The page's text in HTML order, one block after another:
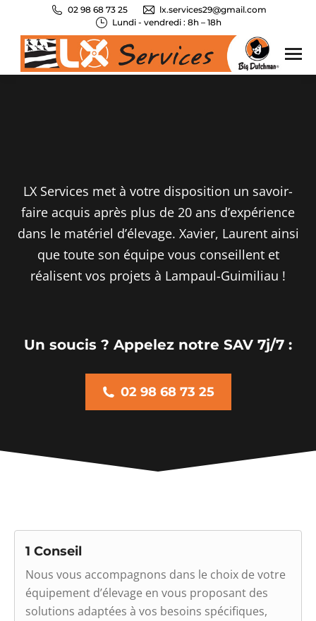
02 98 68 73 25
lx.services29@gmail.com
Lundi - vendredi : 8h – 18h
LX Services met à votre disposition un savoir-
faire acquis après plus de 20 ans d’expérience
dans le matériel d’élevage. Xavier, Laurent ainsi
que toute son équipe vous conseillent et
réalisent vos projets à Lampaul-Guimiliau !
Un soucis ? Appelez notre SAV 7j/7 :
02 98 68 73 25
1 Conseil
Nous vous accompagnons dans le choix de votre
équipement d’élevage en vous proposant des
solutions adaptées à vos besoins spécifiques,